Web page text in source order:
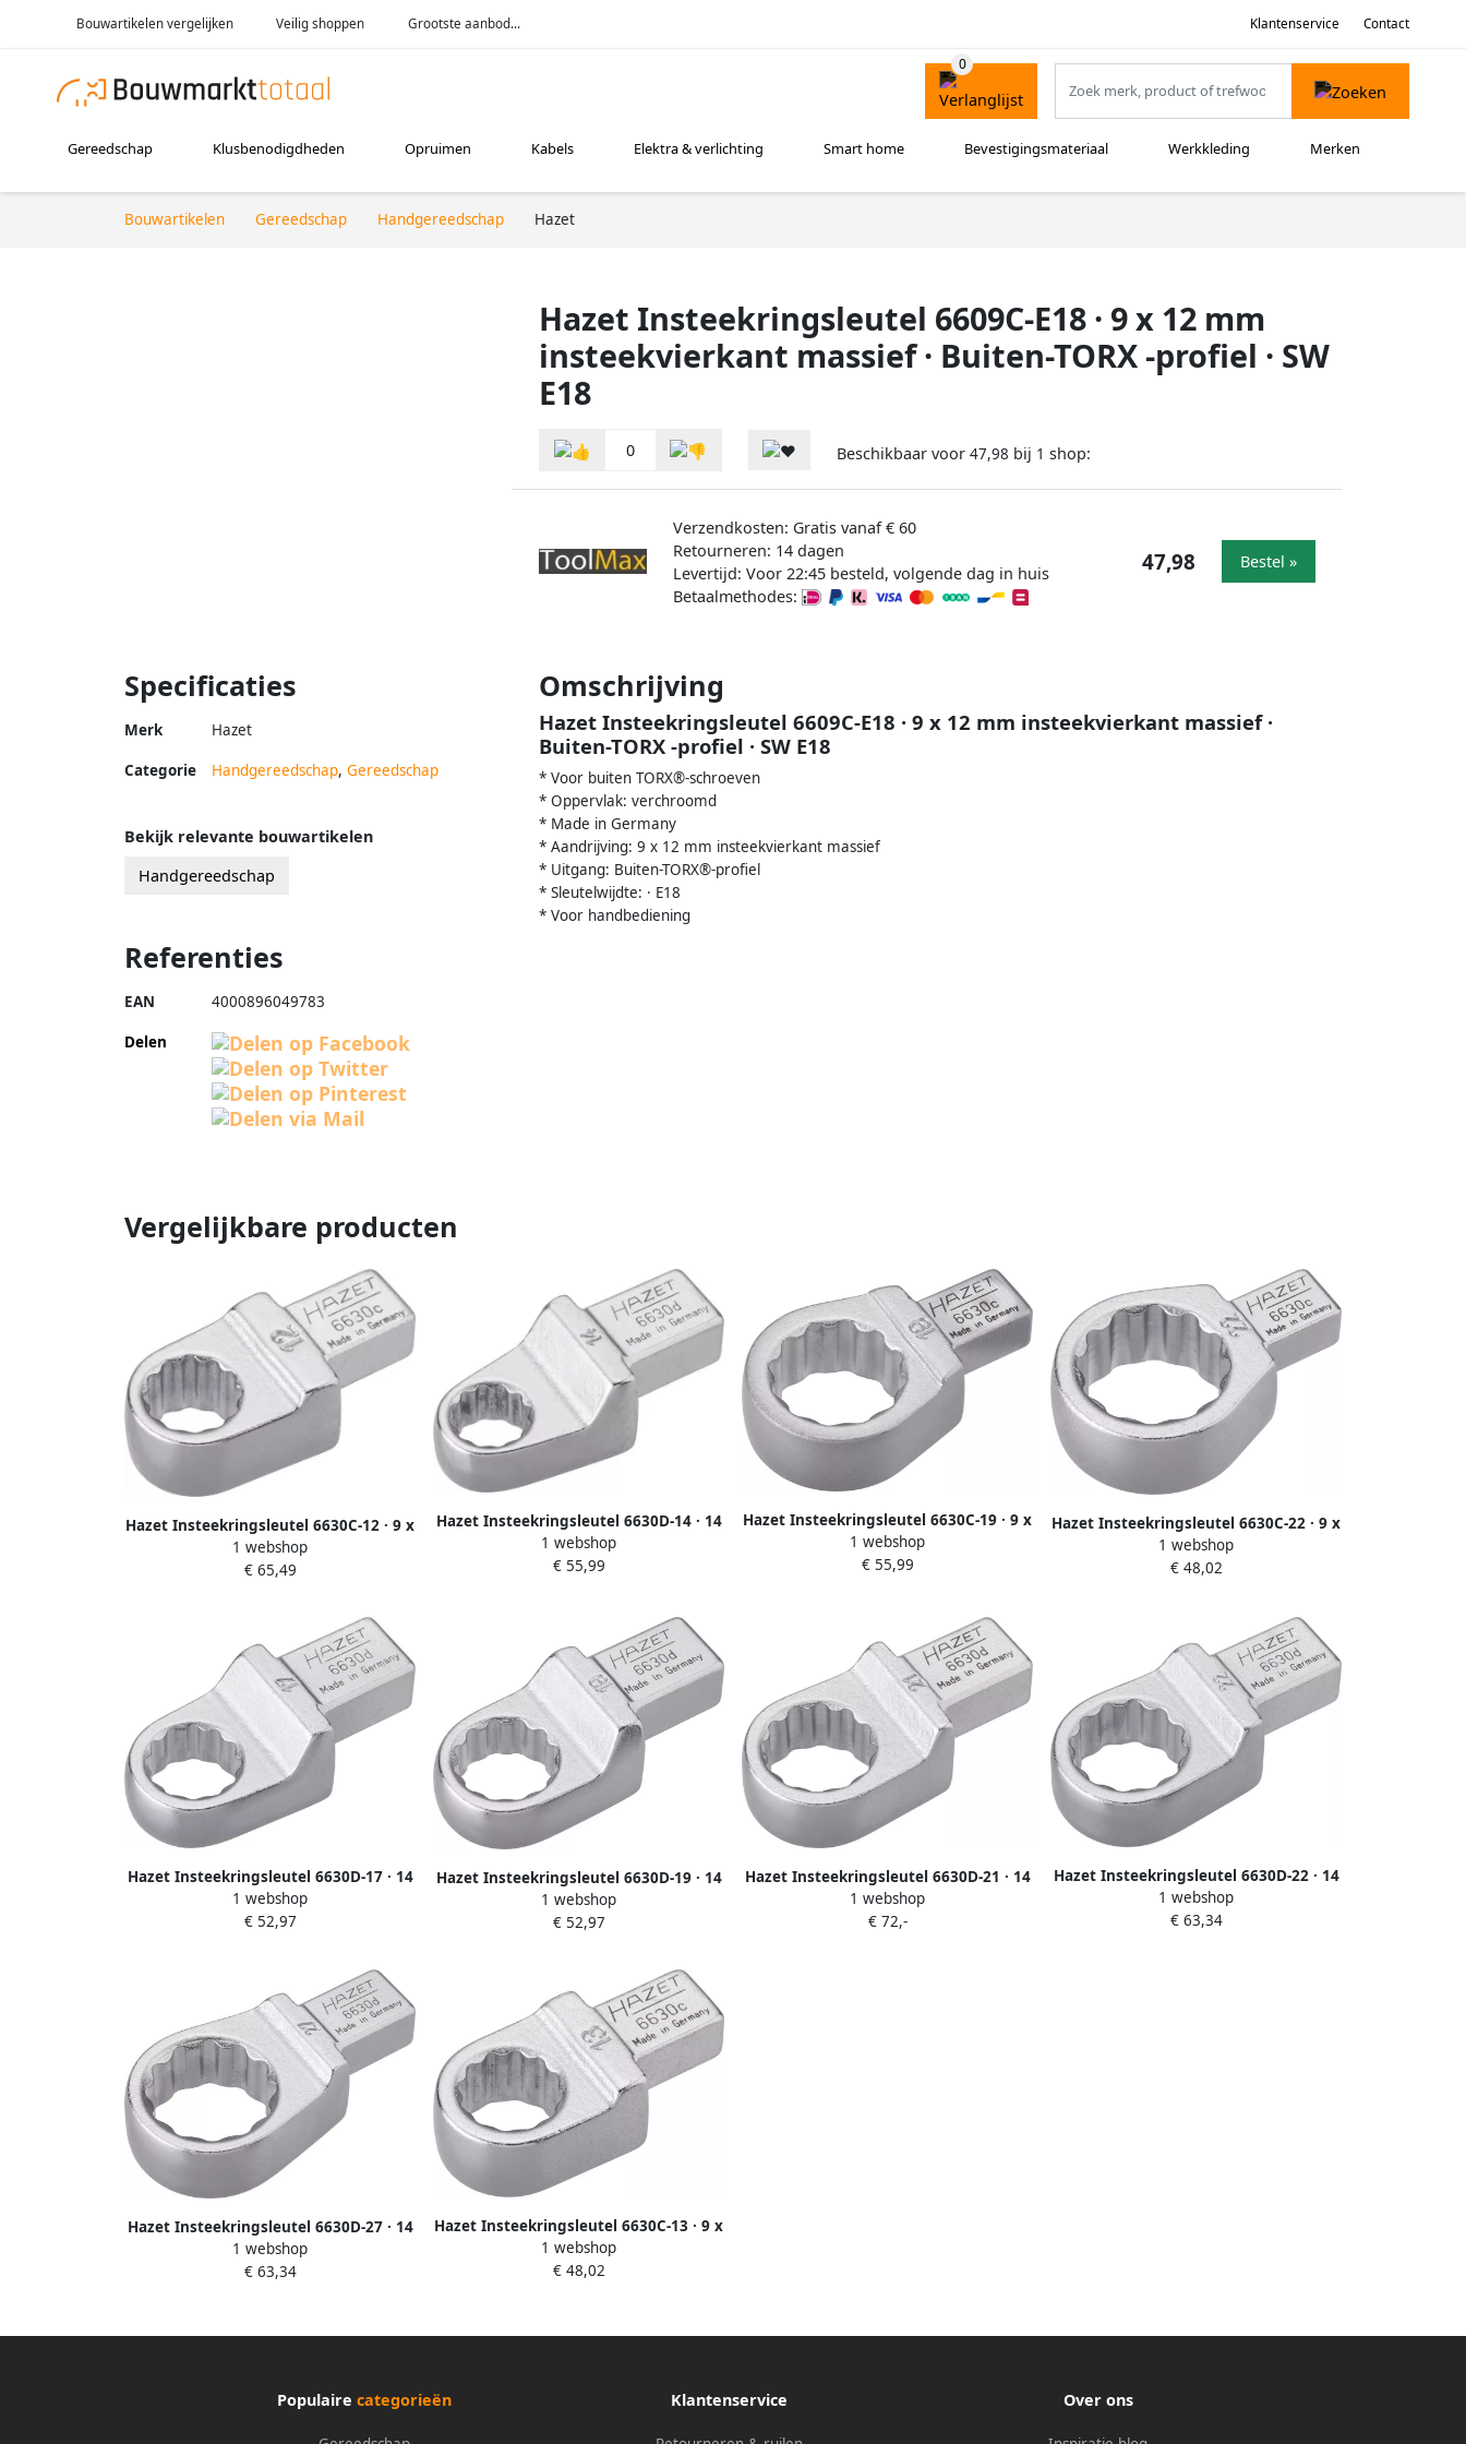
Bouwartikelen vergelijken Veilig shoppen Grootste aanbod... Klantenservice Contact
Gereedschap Klusbenodigdheden Opruimen Kabels Elektra & verlichting Smart home Bevestigingsmateriaal Werkkleding Merken
Bouwartikelen Gereedschap Handgereedschap Hazet
Hazet Insteekringsleutel 6609C-E18 · 9 x 12 mm
insteekvierkant massief · Buiten-TORX -profiel · SW
E18
0 Beschikbaar voor 47,98 bij 1 shop:
Verzendkosten: Gratis vanaf € 60
Retourneren: 14 dagen
Levertijd: Voor 22:45 besteld, volgende dag in huis
Betaalmethodes:
47,98 Bestel »
Specificaties
Merk Hazet
Categorie Handgereedschap, Gereedschap
Omschrijving
Hazet Insteekringsleutel 6609C-E18 · 9 x 12 mm insteekvierkant massief ·
Buiten-TORX -profiel · SW E18
* Voor buiten TORX®-schroeven
* Oppervlak: verchroomd
* Made in Germany
* Aandrijving: 9 x 12 mm insteekvierkant massief
* Uitgang: Buiten-TORX®-profiel
* Sleutelwijdte: · E18
* Voor handbediening
Bekijk relevante bouwartikelen
Handgereedschap
Referenties
EAN 4000896049783
Delen
Vergelijkbare producten
Hazet Insteekringsleutel 6630C-12 · 9 x
12 mm insteekvierkant massief ·
Buitentwaalfkant tractieprofiel · SW 12
1 webshop
€ 65,49
Hazet Insteekringsleutel 6630D-14 · 14
x 18 mm insteekvierkant massief ·
Buitentwaalfkant tractieprofiel · SW 14
1 webshop
€ 55,99
Hazet Insteekringsleutel 6630C-19 · 9 x
12 mm insteekvierkant massief ·
Buitentwaalfkant tractieprofiel · SW 19
1 webshop
€ 55,99
Hazet Insteekringsleutel 6630C-22 · 9 x
12 mm insteekvierkant massief ·
Buitentwaalfkant tractieprofiel · SW 22
1 webshop
€ 48,02
Hazet Insteekringsleutel 6630D-17 · 14
x 18 mm insteekvierkant massief ·
Buitentwaalfkant tractieprofiel · SW 17
1 webshop
€ 52,97
Hazet Insteekringsleutel 6630D-19 · 14
x 18 mm insteekvierkant massief ·
Buitentwaalfkant tractieprofiel · SW 19
1 webshop
€ 52,97
Hazet Insteekringsleutel 6630D-21 · 14
x 18 mm insteekvierkant massief ·
Buitentwaalfkant tractieprofiel · SW 21
1 webshop
€ 72,-
Hazet Insteekringsleutel 6630D-22 · 14
x 18 mm insteekvierkant massief ·
Buitentwaalfkant tractieprofiel · SW 22
1 webshop
€ 63,34
Hazet Insteekringsleutel 6630D-27 · 14
x 18 mm insteekvierkant massief ·
Buitentwaalfkant tractieprofiel · SW 27
1 webshop
€ 63,34
Hazet Insteekringsleutel 6630C-13 · 9 x
12 mm insteekvierkant massief ·
Buitentwaalfkant tractieprofiel · SW 13
1 webshop
€ 48,02
Populaire categorieën Klantenservice Over ons